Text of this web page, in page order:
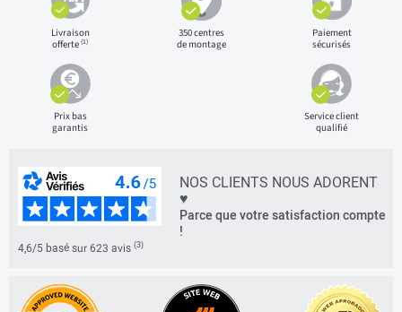
Livraison
offerte(1)
350 centres
de montage
Paiement
sécurisés
Prix bas
garantis
Service client
qualifié
NOS CLIENTS NOUS ADORENT
♥
Parce que votre satisfaction compte
!
4,6/5 basé sur 623 avis (3)